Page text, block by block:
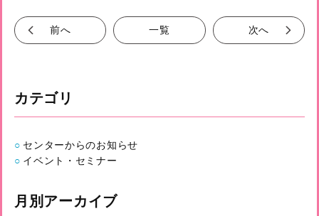
前へ 一覧 次へ
カテゴリ
センターからのお知らせ
イベント・セミナー
月別アーカイブ